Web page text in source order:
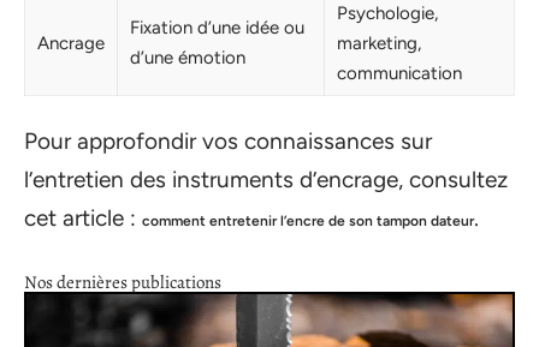
Ancrage
Fixation d’une idée ou
d’une émotion
Psychologie,
marketing,
communication
Pour approfondir vos connaissances sur
l’entretien des instruments d’encrage, consultez
cet article : comment entretenir l’encre de son tampon dateur.
Nos dernières publications